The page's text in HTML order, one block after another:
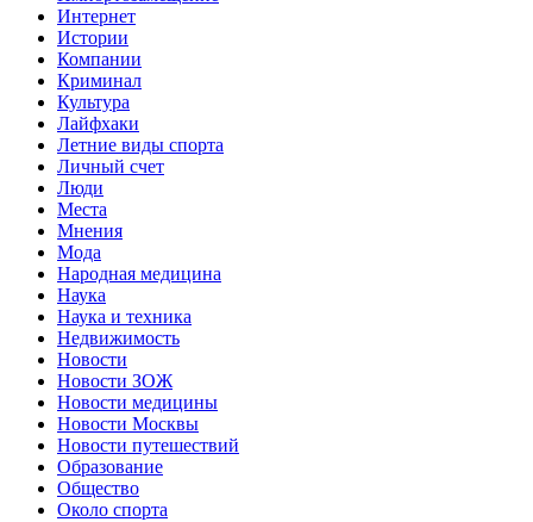
Интернет
Истории
Компании
Криминал
Культура
Лайфхаки
Летние виды спорта
Личный счет
Люди
Места
Мнения
Мода
Народная медицина
Наука
Наука и техника
Недвижимость
Новости
Новости ЗОЖ
Новости медицины
Новости Москвы
Новости путешествий
Образование
Общество
Около спорта